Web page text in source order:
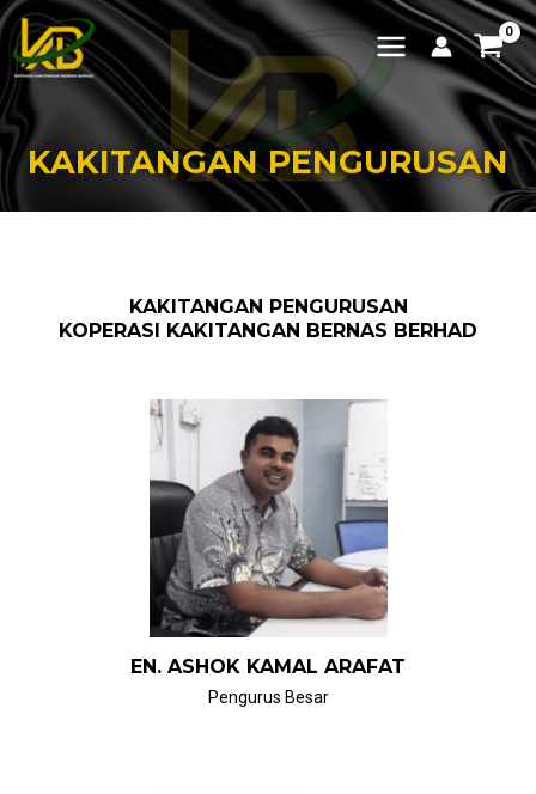
Skip
to
content
MAIN
MENU
KAKITANGAN PENGURUSAN
KAKITANGAN PENGURUSAN
KOPERASI KAKITANGAN BERNAS BERHAD
EN. ASHOK KAMAL ARAFAT
Pengurus Besar